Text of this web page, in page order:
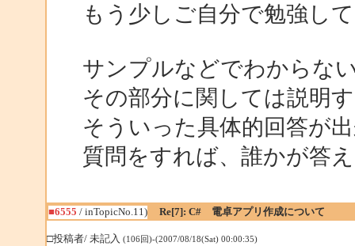
もう少しご自分で勉強し
サンプルなどでわからな
その部分に関しては説明
そういった具体的回答が
質問をすれば、誰かが答
■6555 / inTopicNo.11) Re[7]: C# 電卓アプリ作成について
□投稿者/ 未記入 (106回)-(2007/08/18(Sat) 00:00:35)